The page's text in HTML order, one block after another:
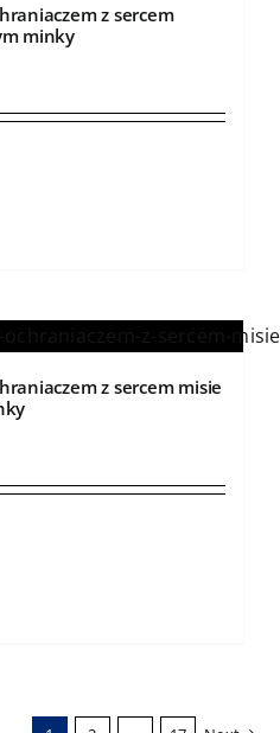
z sercem
minky
z sercem misie